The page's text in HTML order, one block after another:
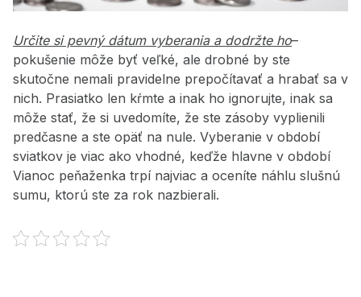
Určite si pevný dátum vyberania a dodržte ho–
pokušenie môže byť veľké, ale drobné by ste
skutočne nemali pravidelne prepočítavať a hrabať sa v
nich. Prasiatko len kŕmte a inak ho ignorujte, inak sa
môže stať, že si uvedomíte, že ste zásoby vyplienili
predčasne a ste opäť na nule. Vyberanie v období
sviatkov je viac ako vhodné, keďže hlavne v období
Vianoc peňaženka trpí najviac a oceníte náhlu slušnú
sumu, ktorú ste za rok nazbierali.
Preskočiť späť na hlavnú navigáciu